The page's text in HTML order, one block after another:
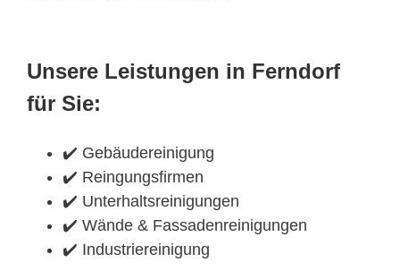
Unsere Leistungen in Ferndorf
für Sie:
✔️ Gebäudereinigung
✔️ Reingungsfirmen
✔️ Unterhaltsreinigungen
✔️ Wände & Fassadenreinigungen
✔️ Industriereinigung